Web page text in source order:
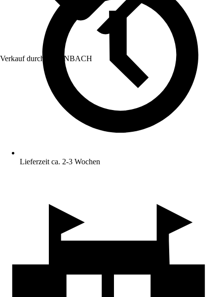
Verkauf durch: HORNBACH
Lieferzeit ca. 2-3 Wochen